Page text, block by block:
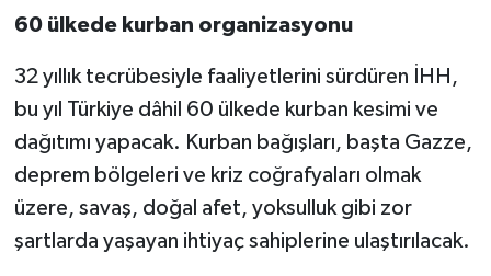
60 ülkede kurban organizasyonu
32 yıllık tecrübesiyle faaliyetlerini sürdüren İHH,
bu yıl Türkiye dâhil 60 ülkede kurban kesimi ve
dağıtımı yapacak. Kurban bağışları, başta Gazze,
deprem bölgeleri ve kriz coğrafyaları olmak
üzere, savaş, doğal afet, yoksulluk gibi zor
şartlarda yaşayan ihtiyaç sahiplerine ulaştırılacak.